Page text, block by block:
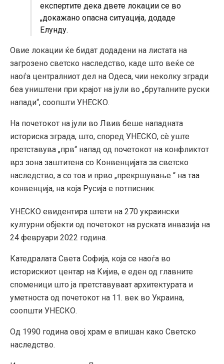
експертите дека двете локации се во
„докажано опасна ситуација, додаде
Елунду.
Овие локации ќе бидат додадени на листата на
загрозено светско наследство, каде што веќе се
наоѓа централниот дел на Одеса, чии неколку згради
беа уништени при крајот на јули во „бруталните руски
напади“, соопшти УНЕСКО.
На почетокот на јули во Лвив беше нападната
историска зграда, што, според УНЕСКО, сè уште
претставува „прв“ напад од почетокот на конфликтот
врз зона заштитена со Конвенцијата за светско
наследство, а со тоа и прво „прекршување “ на таа
конвенција, на која Русија е потписник.
УНЕСКО евидентира штети на 270 украински
културни објекти од почетокот на руската инвазија на
24 февруари 2022 година.
Катедралата Света Софија, која се наоѓа во
историскиот центар на Кијив, е еден од главните
споменици што ја претставуваат архитектурата и
уметноста од почетокот на 11. век во Украина,
соопшти УНЕСКО.
Од 1990 година овој храм е впишан како Светско
наследство.